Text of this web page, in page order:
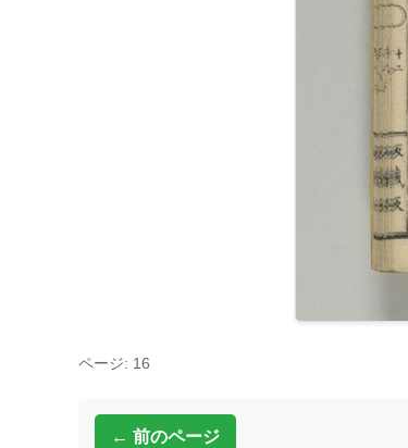
ページ: 16
← 前のページ